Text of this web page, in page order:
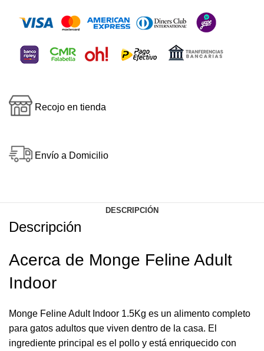
Recojo en tienda
Envío a Domicilio
DESCRIPCIÓN
Descripción
Acerca de Monge Feline Adult
Indoor
Monge Feline Adult Indoor 1.5Kg es un alimento completo
para gatos adultos que viven dentro de la casa. El
ingrediente principal es el pollo y está enriquecido con